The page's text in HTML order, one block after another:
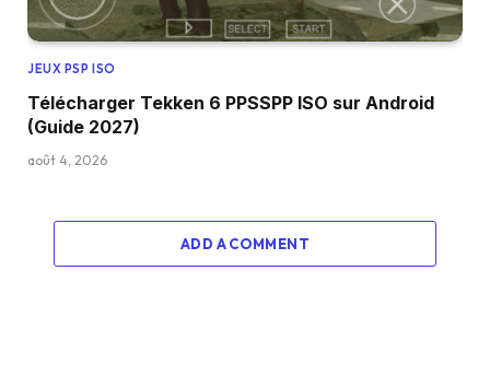
JEUX PSP ISO
Télécharger Tekken 6 PPSSPP ISO sur Android
(Guide 2027)
août 4, 2026
ADD A COMMENT